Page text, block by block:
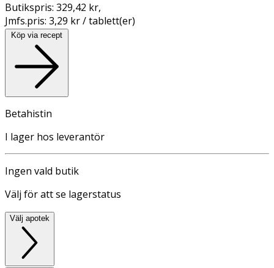
Butikspris: 329,42 kr,
Jmfs.pris: 3,29 kr / tablett(er)
Köp via recept
Betahistin
I lager hos leverantör
Ingen vald butik
Välj för att se lagerstatus
Välj apotek